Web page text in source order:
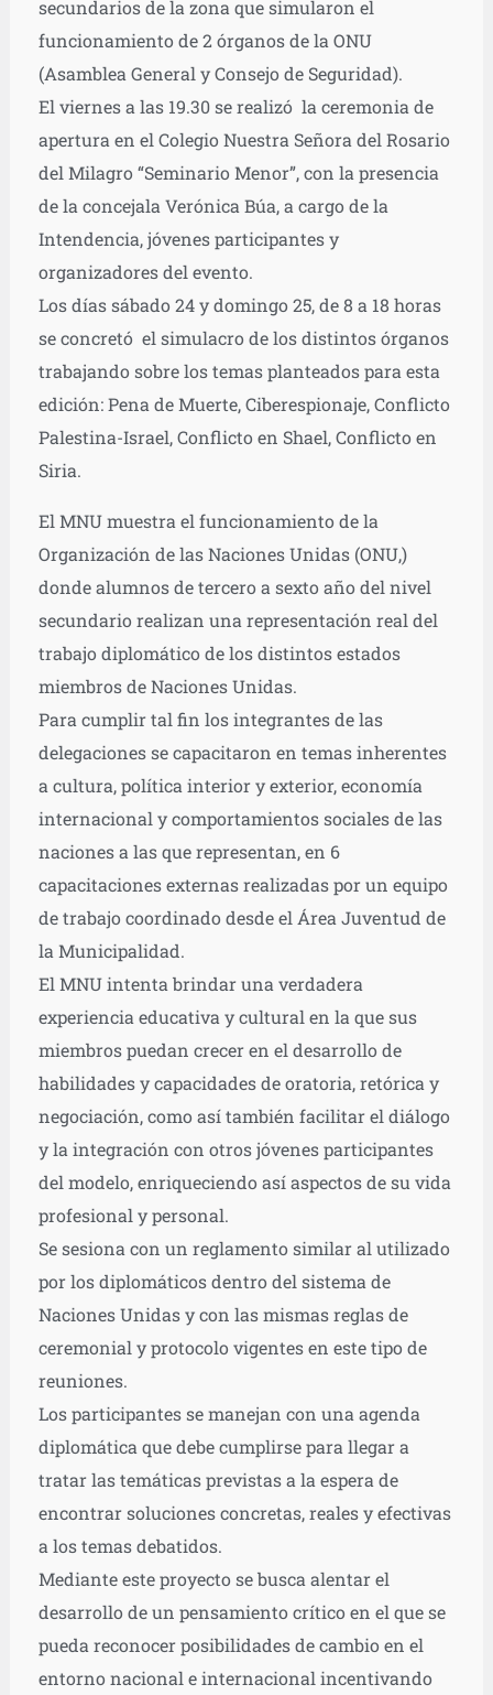
secundarios de la zona que simularon el
funcionamiento de 2 órganos de la ONU
(Asamblea General y Consejo de Seguridad).
El viernes a las 19.30 se realizó la ceremonia de
apertura en el Colegio Nuestra Señora del Rosario
del Milagro “Seminario Menor”, con la presencia
de la concejala Verónica Búa, a cargo de la
Intendencia, jóvenes participantes y
organizadores del evento.
Los días sábado 24 y domingo 25, de 8 a 18 horas
se concretó el simulacro de los distintos órganos
trabajando sobre los temas planteados para esta
edición: Pena de Muerte, Ciberespionaje, Conflicto
Palestina-Israel, Conflicto en Shael, Conflicto en
Siria.
El MNU muestra el funcionamiento de la
Organización de las Naciones Unidas (ONU,)
donde alumnos de tercero a sexto año del nivel
secundario realizan una representación real del
trabajo diplomático de los distintos estados
miembros de Naciones Unidas.
Para cumplir tal fin los integrantes de las
delegaciones se capacitaron en temas inherentes
a cultura, política interior y exterior, economía
internacional y comportamientos sociales de las
naciones a las que representan, en 6
capacitaciones externas realizadas por un equipo
de trabajo coordinado desde el Área Juventud de
la Municipalidad.
El MNU intenta brindar una verdadera
experiencia educativa y cultural en la que sus
miembros puedan crecer en el desarrollo de
habilidades y capacidades de oratoria, retórica y
negociación, como así también facilitar el diálogo
y la integración con otros jóvenes participantes
del modelo, enriqueciendo así aspectos de su vida
profesional y personal.
Se sesiona con un reglamento similar al utilizado
por los diplomáticos dentro del sistema de
Naciones Unidas y con las mismas reglas de
ceremonial y protocolo vigentes en este tipo de
reuniones.
Los participantes se manejan con una agenda
diplomática que debe cumplirse para llegar a
tratar las temáticas previstas a la espera de
encontrar soluciones concretas, reales y efectivas
a los temas debatidos.
Mediante este proyecto se busca alentar el
desarrollo de un pensamiento crítico en el que se
pueda reconocer posibilidades de cambio en el
entorno nacional e internacional incentivando